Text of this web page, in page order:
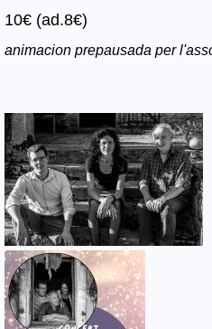
10€ (ad.8€)
animacion prepausada per